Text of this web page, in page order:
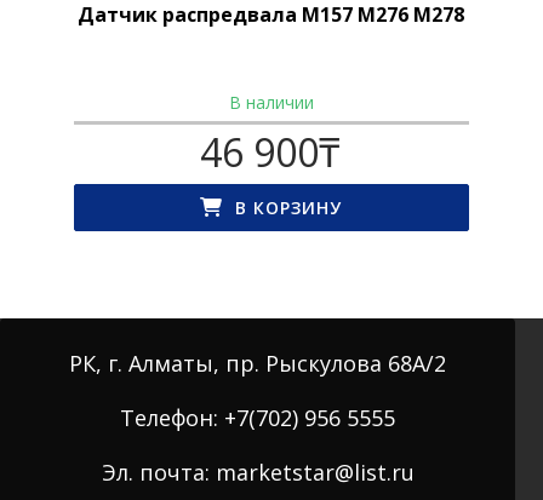
Датчик распредвала M157 М276 M278
В наличии
46 900₸
В КОРЗИНУ
РК, г. Алматы, пр. Рыскулова 68А/2
Телефон: +7(702) 956 5555
Эл. почта: marketstar@list.ru